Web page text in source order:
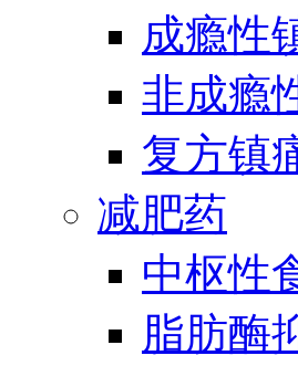
成瘾性
非成瘾
复方镇
减肥药
中枢性
脂肪酶